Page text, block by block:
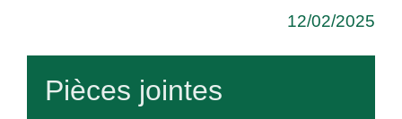
12/02/2025
Pièces jointes